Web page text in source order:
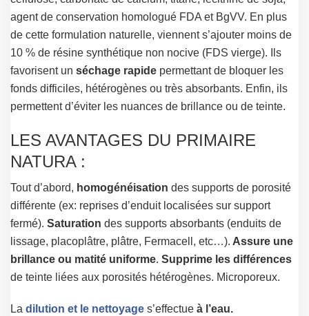
agent de conservation homologué FDA et BgVV. En plus
de cette formulation naturelle, viennent s’ajouter moins de
10 % de résine synthétique non nocive (FDS vierge). Ils
favorisent un séchage rapide permettant de bloquer les
fonds difficiles, hétérogènes ou très absorbants. Enfin, ils
permettent d’éviter les nuances de brillance ou de teinte.
LES AVANTAGES DU PRIMAIRE
NATURA :
Tout d’abord, homogénéisation des supports de porosité
différente (ex: reprises d’enduit localisées sur support
fermé). Saturation des supports absorbants (enduits de
lissage, placoplâtre, plâtre, Fermacell, etc…). Assure une
brillance ou matité uniforme. Supprime les différences
de teinte liées aux porosités hétérogènes. Microporeux.
La dilution et le nettoyage s’effectue à l’eau.